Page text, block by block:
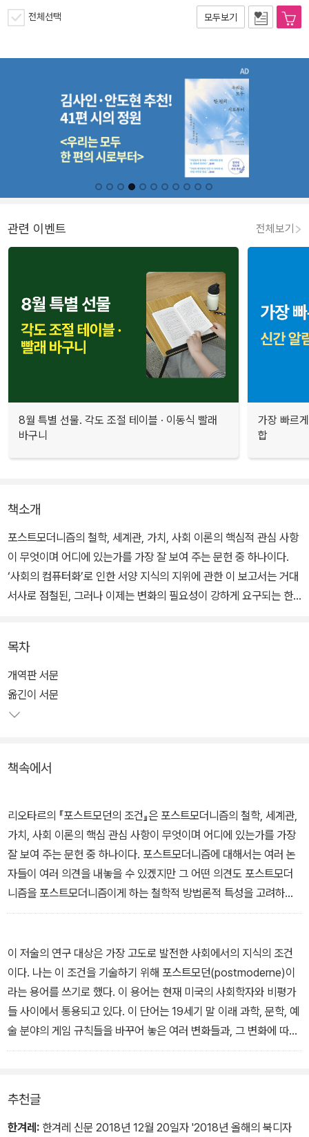
전체선택 모두보기
관련 이벤트 전체보기
8월 특별 선물. 각도 조절 테이블 · 이동식 빨래
바구니
가장 빠르
합
책소개
포스트모더니즘의 철학, 세계관, 가치, 사회 이론의 핵심적 관심 사항
이 무엇이며 어디에 있는가를 가장 잘 보여 주는 문헌 중 하나이다.
‘사회의 컴퓨터화’로 인한 서양 지식의 지위에 관한 이 보고서는 거대
서사로 점철된, 그러나 이제는 변화의 필요성이 강하게 요구되는 한
우리 사회는 오랜 냉전의 구각과 ‘87년 체제’로부터의 탈피를 모색하
고 있으며, 알파고와 ‘4차 산업혁명’의 물결, 기후의 역습 등 환경의
위기, 노령화와 저출산을 포함한 인구 문제 등이 초래하는 지구적 문
명 대전환의 시기를 경험하고 있다. 한편으로 본질주의와 극단주의
론을 주장하는 『포스트모던의 조건』은 여전히 뚜렷한 시사를 준다.
목차
개역판 서문
옮긴이 서문
책속에서
리오타르의 『포스트모던의 조건』은 포스트모더니즘의 철학, 세계관,
가치, 사회 이론의 핵심 관심 사항이 무엇이며 어디에 있는가를 가장
잘 보여 주는 문헌 중 하나이다. 포스트모더니즘에 대해서는 여러 논
자들이 여러 의견을 내놓을 수 있겠지만 그 어떤 의견도 포스트모더
니즘을 포스트모더니즘이게 하는 철학적 방법론적 특성을 고려하지
않는 한 적절한 의견이 되지 못한다. 리오타르는 포스트모더니즘이
모더니즘의 발생론적 동기를 가장 잘 요약하는 한편, 철학, 예술, 역
사, 사회론에서의 ‘포스트모더니즘적’ 태도와 방법론의 특성이 어디
에 있는가를 잘 기술하고 있다. ― 옮긴이 서문
이 저술의 연구 대상은 가장 고도로 발전한 사회에서의 지식의 조건
이다. 나는 이 조건을 기술하기 위해 포스트모던(postmoderne)이
라는 용어를 쓰기로 했다. 이 용어는 현재 미국의 사회학자와 비평가
들 사이에서 통용되고 있다. 이 단어는 19세기 말 이래 과학, 문학, 예
술 분야의 게임 규칙들을 바꾸어 놓은 여러 변화들과, 그 변화에 따른
현대 서양의 문화 상태를 지칭한다. 본 연구는 이 같은 변화들을 서사
대면 대부분의 서사는 우화로 판명된다. 그러나 유용한 규정들의 진
술에만 스스로를 한정시키지 않고 진리를 추구하는 한, 과학은 스스
추천글
한겨레: 한겨레 신문 2018년 12월 20일자 '2018년 올해의 북디자